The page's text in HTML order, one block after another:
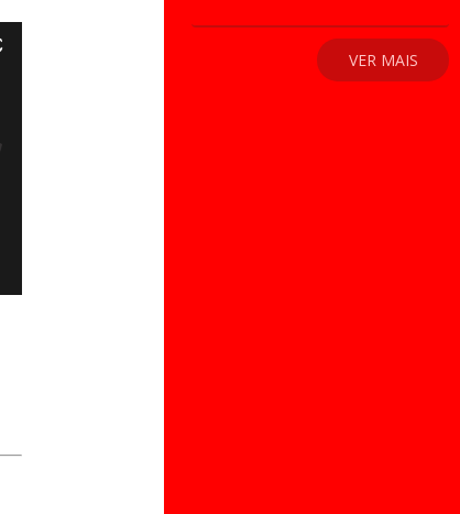
VER MAIS